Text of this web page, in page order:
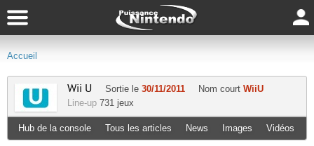
Accueil
Wii U Sortie le 30/11/2011 Nom court WiiU
Line-up 731 jeux
Hub de la console Tous les articles News Images Vidéos